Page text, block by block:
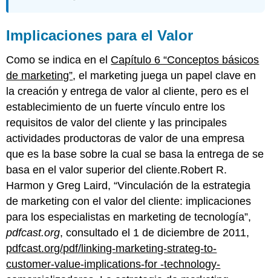
Implicaciones para el Valor
Como se indica en el Capítulo 6 “Conceptos básicos
de marketing”, el marketing juega un papel clave en
la creación y entrega de valor al cliente, pero es el
establecimiento de un fuerte vínculo entre los
requisitos de valor del cliente y las principales
actividades productoras de valor de una empresa
que es la base sobre la cual se basa la entrega de se
basa en el valor superior del cliente.Robert R.
Harmon y Greg Laird, “Vinculación de la estrategia
de marketing con el valor del cliente: implicaciones
para los especialistas en marketing de tecnología”,
pdfcast.org, consultado el 1 de diciembre de 2011,
pdfcast.org/pdf/linking-marketing-strateg-to-
customer-value-implications-for -technology-